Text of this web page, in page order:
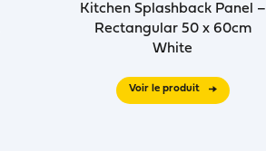
Kitchen Splashback Panel –
Rectangular 50 x 60cm
White
Voir le produit